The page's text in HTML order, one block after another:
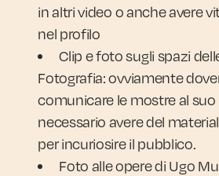
in altri video o anche avere
nel profilo
Clip e foto sugli spazi
Fotografia: ovviamente
comunicare le mostre al suo
necessario avere del
per incuriosire il pubblico.
Foto alle opere di Ugo